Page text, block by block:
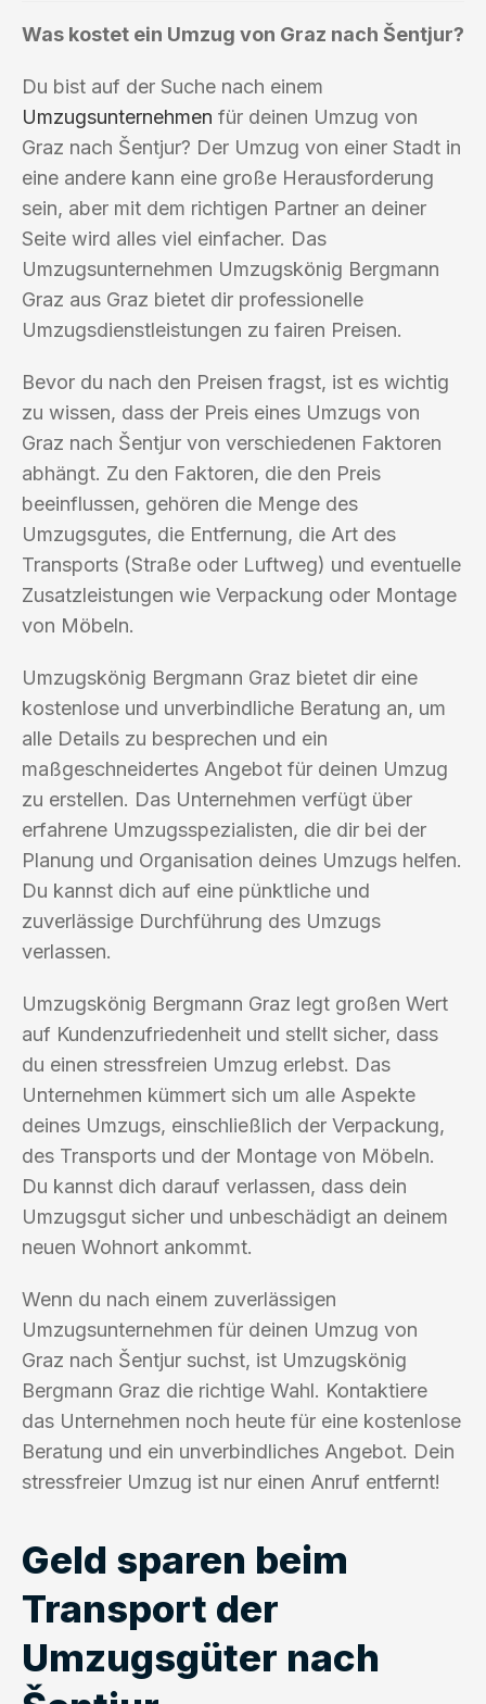
Was kostet ein Umzug von Graz nach Šentjur?
Du bist auf der Suche nach einem
Umzugsunternehmen für deinen Umzug von
Graz nach Šentjur? Der Umzug von einer Stadt in
eine andere kann eine große Herausforderung
sein, aber mit dem richtigen Partner an deiner
Seite wird alles viel einfacher. Das
Umzugsunternehmen Umzugskönig Bergmann
Graz aus Graz bietet dir professionelle
Umzugsdienstleistungen zu fairen Preisen.
Bevor du nach den Preisen fragst, ist es wichtig
zu wissen, dass der Preis eines Umzugs von
Graz nach Šentjur von verschiedenen Faktoren
abhängt. Zu den Faktoren, die den Preis
beeinflussen, gehören die Menge des
Umzugsgutes, die Entfernung, die Art des
Transports (Straße oder Luftweg) und eventuelle
Zusatzleistungen wie Verpackung oder Montage
von Möbeln.
Umzugskönig Bergmann Graz bietet dir eine
kostenlose und unverbindliche Beratung an, um
alle Details zu besprechen und ein
maßgeschneidertes Angebot für deinen Umzug
zu erstellen. Das Unternehmen verfügt über
erfahrene Umzugsspezialisten, die dir bei der
Planung und Organisation deines Umzugs helfen.
Du kannst dich auf eine pünktliche und
zuverlässige Durchführung des Umzugs
verlassen.
Umzugskönig Bergmann Graz legt großen Wert
auf Kundenzufriedenheit und stellt sicher, dass
du einen stressfreien Umzug erlebst. Das
Unternehmen kümmert sich um alle Aspekte
deines Umzugs, einschließlich der Verpackung,
des Transports und der Montage von Möbeln.
Du kannst dich darauf verlassen, dass dein
Umzugsgut sicher und unbeschädigt an deinem
neuen Wohnort ankommt.
Wenn du nach einem zuverlässigen
Umzugsunternehmen für deinen Umzug von
Graz nach Šentjur suchst, ist Umzugskönig
Bergmann Graz die richtige Wahl. Kontaktiere
das Unternehmen noch heute für eine kostenlose
Beratung und ein unverbindliches Angebot. Dein
stressfreier Umzug ist nur einen Anruf entfernt!
Geld sparen beim
Transport der
Umzugsgüter nach